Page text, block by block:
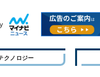
クノロジー